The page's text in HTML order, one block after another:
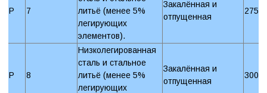
P 7
литьё (менее 5%
легирующих
элементов).
Закалённая и
отпущенная
275
P 8
Низколегированная
сталь и стальное
литьё (менее 5%
легирующих
Закалённая и
отпущенная
300